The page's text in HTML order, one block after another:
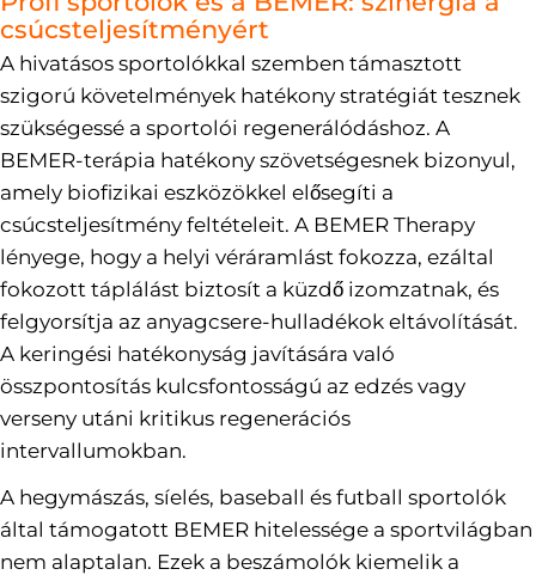
csúcsteljesítményért
A hivatásos sportolókkal szemben támasztott
szigorú követelmények hatékony stratégiát tesznek
szükségessé a sportolói regenerálódáshoz. A
BEMER-terápia hatékony szövetségesnek bizonyul,
amely biofizikai eszközökkel elősegíti a
csúcsteljesítmény feltételeit. A BEMER Therapy
lényege, hogy a helyi véráramlást fokozza, ezáltal
fokozott táplálást biztosít a küzdő izomzatnak, és
felgyorsítja az anyagcsere-hulladékok eltávolítását.
A keringési hatékonyság javítására való
összpontosítás kulcsfontosságú az edzés vagy
verseny utáni kritikus regenerációs
intervallumokban.
A hegymászás, síelés, baseball és futball sportolók
által támogatott BEMER hitelessége a sportvilágban
nem alaptalan. Ezek a beszámolók kiemelik a